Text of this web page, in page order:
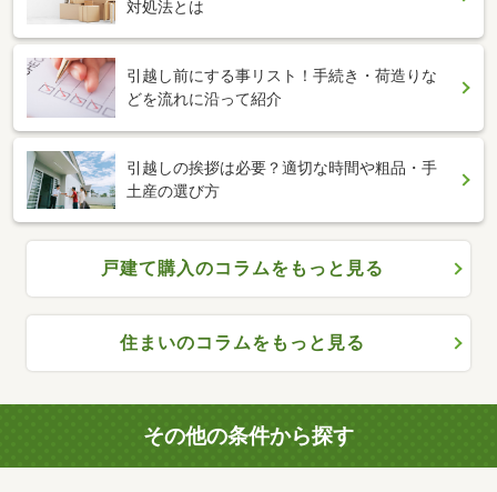
対処法とは
引越し前にする事リスト！手続き・荷造りな
どを流れに沿って紹介
引越しの挨拶は必要？適切な時間や粗品・手
土産の選び方
戸建て購入のコラムをもっと見る
住まいのコラムをもっと見る
その他の条件から探す